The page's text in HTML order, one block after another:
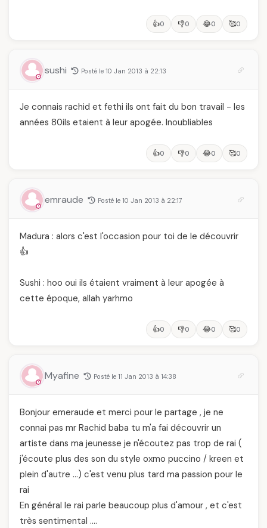
👍0 👎0 😂0 🥰0
sushi Posté le 10 Jan 2013 à 22:13
Je connais rachid et fethi ils ont fait du bon travail - les
années 80ils etaient à leur apogée. Inoubliables
👍0 👎0 😂0 🥰0
emraude Posté le 10 Jan 2013 à 22:17
Madura : alors c'est l'occasion pour toi de le découvrir
👍
Sushi : hoo oui ils étaient vraiment à leur apogée à
cette époque, allah yarhmo
👍0 👎0 😂0 🥰0
Myafine Posté le 11 Jan 2013 à 14:38
Bonjour emeraude et merci pour le partage , je ne
connai pas mr Rachid baba tu m'a fai découvrir un
artiste dans ma jeunesse je n'écoutez pas trop de rai (
j'écoute plus des son du style oxmo puccino / kreen et
plein d'autre …) c'est venu plus tard ma passion pour le
rai
En général le rai parle beaucoup plus d'amour , et c'est
très sentimental ….